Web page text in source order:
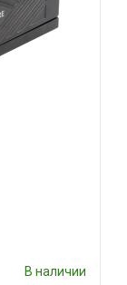
В наличии